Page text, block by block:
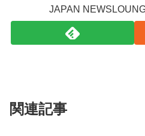
JAPAN
関連記事